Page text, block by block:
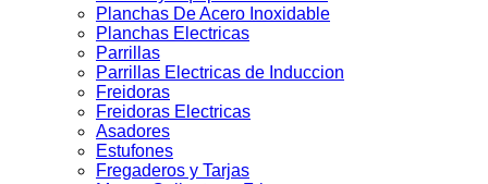
Planchas De Acero Inoxidable
Planchas Electricas
Parrillas
Parrillas Electricas de Induccion
Freidoras
Freidoras Electricas
Asadores
Estufones
Fregaderos y Tarjas